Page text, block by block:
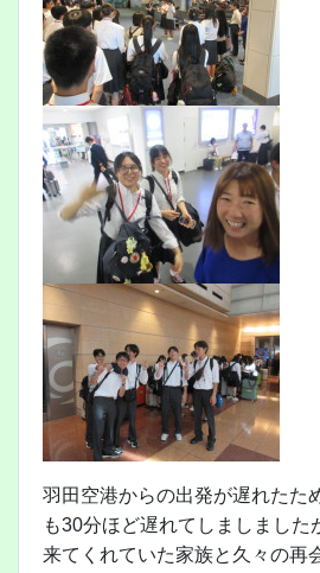
羽田空港からの出発が遅れたた
も30分ほど遅れてしましました
来てくれていた家族と久々の再